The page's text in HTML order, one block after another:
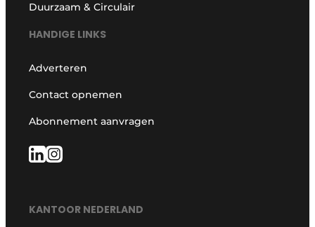
Duurzaam & Circulair
HANDIGE LINKS
Adverteren
Contact opnemen
Abonnement aanvragen
KANTOOR NEDERLAND